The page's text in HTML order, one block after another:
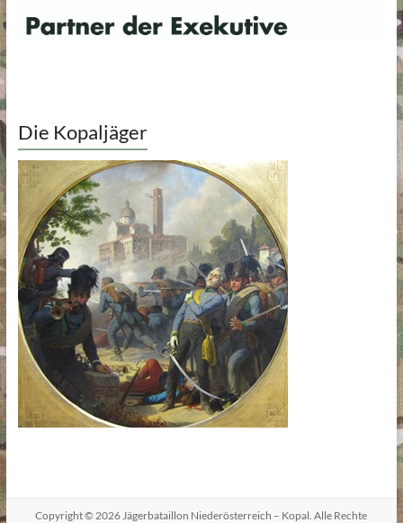
Die Kopaljäger
Copyright © 2026 Jägerbataillon Niederösterreich – Kopal . Alle Rechte